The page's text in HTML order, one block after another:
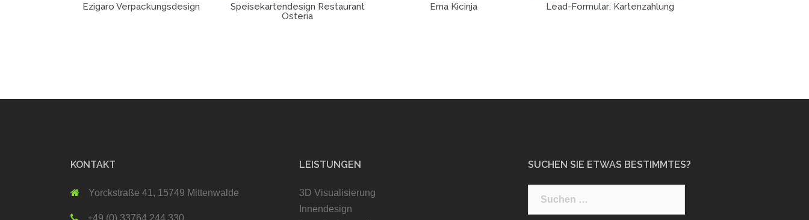
Ezigaro Verpackungsdesign
Speisekartendesign Restaurant
Osteria
Ema Kicinja Lead-Formular: Kartenzahlung
KONTAKT
Yorckstraße 41, 15749 Mittenwalde
+49 (0) 33764 244 330
LEISTUNGEN
3D Visualisierung
Innendesign
SUCHEN SIE ETWAS BESTIMMTES?